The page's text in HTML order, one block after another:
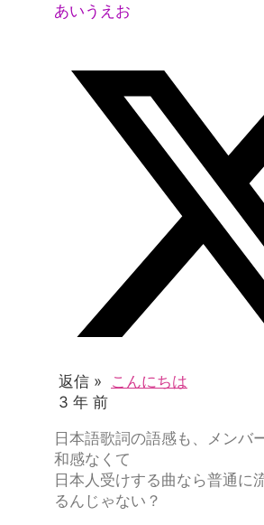
あいうえお
返信 » こんにちは
3 年 前
日本語歌詞の語感も、メンバ
和感なくて
日本人受けする曲なら普通に
るんじゃない？